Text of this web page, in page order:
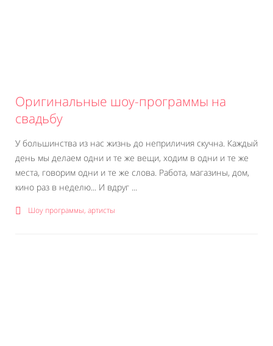
Оригинальные шоу-программы на
свадьбу
У большинства из нас жизнь до неприличия скучна. Каждый
день мы делаем одни и те же вещи, ходим в одни и те же
места, говорим одни и те же слова. Работа, магазины, дом,
кино раз в неделю... И вдруг ...
Шоу программы, артисты